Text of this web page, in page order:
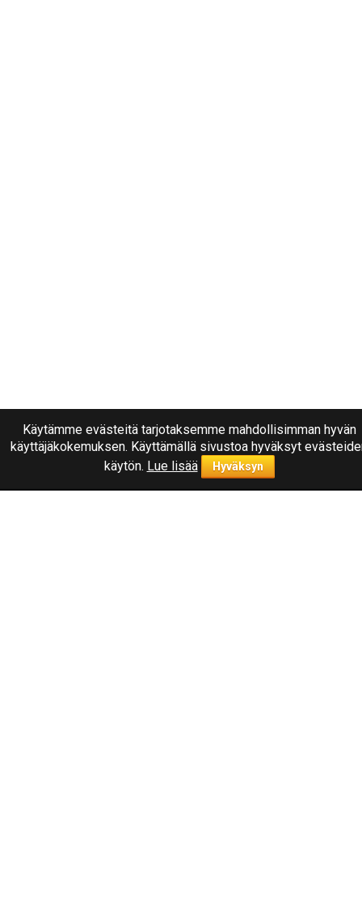
Käytämme evästeitä tarjotaksemme mahdollisimman hyvän
käyttäjäkokemuksen. Käyttämällä sivustoa hyväksyt
käytön. Lue lisää Hyväksyn